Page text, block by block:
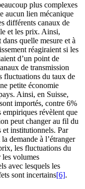
plus complexes
aucun lien mécanique
différents canaux de
et les prix. Ainsi,
quelle mesure et à
réagiraient si les
d’un point de
de transmission
fluctuations du taux de
petite économie
Ainsi, en Suisse,
importés, contre 6%
révèlent que
peut changer au fil du
et institutionnels. Par
demande à l’étranger
les fluctuations du
les volumes
avec lesquels les
sont incertains[6].